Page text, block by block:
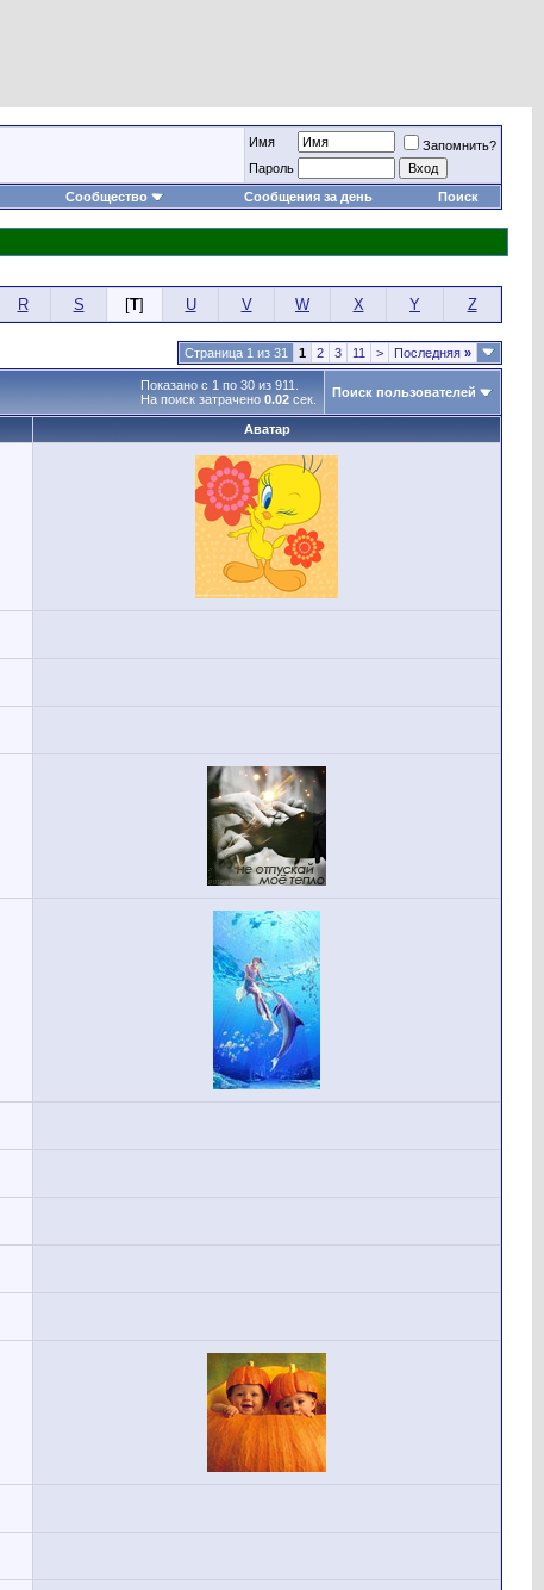
Имя
Запомнить?
Пароль
Сообщество Сообщения за день Поиск
R S [T] U V W X Y Z
Страница 1 из 31 1 2 3 11 > Последняя »
Показано с 1 по 30 из 911.
На поиск затрачено 0.02 сек. Поиск пользователей
Аватар